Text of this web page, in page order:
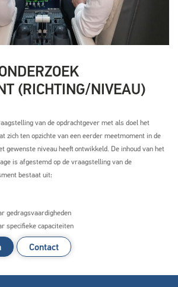
(RICHTING/NIVEAU)
van de opdrachtgever met als doel het
zich ten opzichte van een eerder meetmoment in de
gewenste niveau heeft ontwikkeld. De inhoud van het
is afgestemd op de vraagstelling van de
bestaat uit:
gedragsvaardigheden
specifieke capaciteiten
Contact